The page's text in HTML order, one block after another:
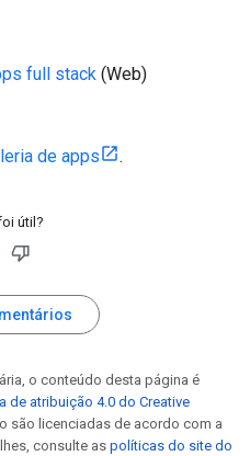
full stack (Web)
de apps .
útil?
o conteúdo desta página é
de atribuição 4.0 do Creative
são licenciadas de acordo com a
consulte as políticas do site do